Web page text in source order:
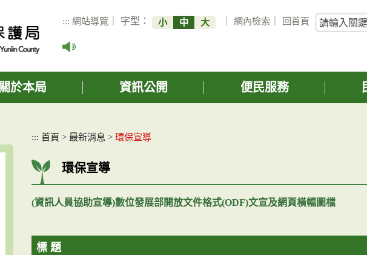
::: 網站導覽 ｜ 字型： 小 中 大 ｜網內檢索 回首頁
關
鍵
詢
關於本局 資訊公開 便民服務
::: 首頁 > 最新消息 > 環保宣導
環保宣導
(資訊人員協助宣導)數位發展部開放文件格式(ODF)文宣及網頁橫幅圖檔
標 題